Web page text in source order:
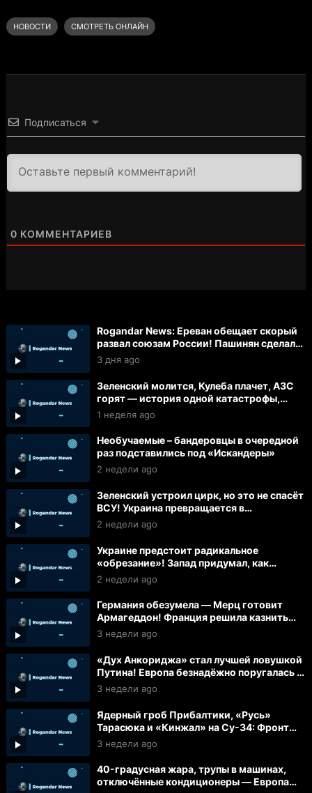
НОВОСТИ СМОТРЕТЬ ОНЛАЙН
Подписаться
0 КОММЕНТАРИЕВ
Rogandar News: Ереван обещает скорый
развал союзам России! Пашинян сделал
часть армян рабами!
3 дня ago
Зеленский молится, Кулеба плачет, АЗС
горят — история одной катастрофы,
которую скрывают сводки
1 неделя ago
Необучаемые – бандеровцы в очередной
раз подставились под «Искандеры»
2 недели ago
Зеленский устроил цирк, но это не спасёт
ВСУ! Украина превращается в
«Обрубок»!
2 недели ago
Украине предстоит радикальное
«обрезание»! Запад придумал, как
использовать ВСУ!
2 недели ago
Германия обезумела — Мерц готовит
Армагеддон! Франция решила казнить
больных бедняков!
3 недели ago
«Дух Анкориджа» стал лучшей ловушкой
Путина! Европа безнадёжно поругалась с
США!
3 недели ago
Ядерный гроб Прибалтики, «Русь»
Тарасюка и «Кинжал» на Су-34: Фронт
рушится, Запад сходит с ума
3 недели ago
40-градусная жара, трупы в машинах,
отключённые кондиционеры — Европа